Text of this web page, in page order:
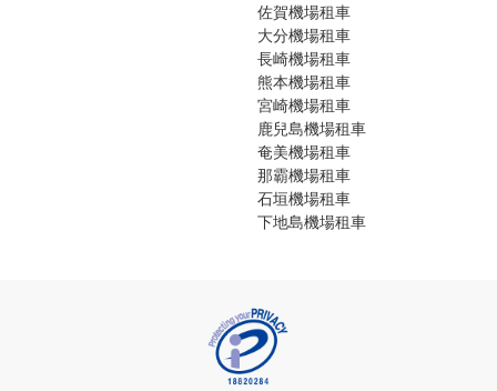
佐賀機場租車
大分機場租車
長崎機場租車
熊本機場租車
宮崎機場租車
鹿兒島機場租車
奄美機場租車
那霸機場租車
石垣機場租車
下地島機場租車